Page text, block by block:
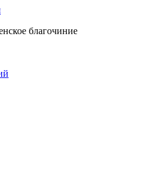
благочиние